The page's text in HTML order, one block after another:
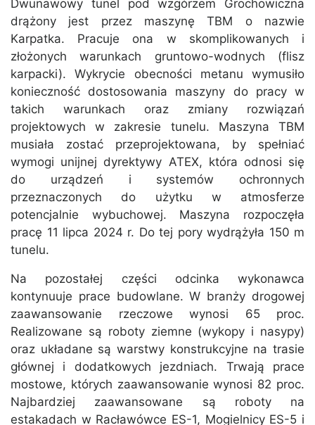
Dwunawowy tunel pod wzgórzem Grochowiczna
drążony jest przez maszynę TBM o nazwie
Karpatka. Pracuje ona w skomplikowanych i
złożonych warunkach gruntowo-wodnych (flisz
karpacki). Wykrycie obecności metanu wymusiło
konieczność dostosowania maszyny do pracy w
takich warunkach oraz zmiany rozwiązań
projektowych w zakresie tunelu. Maszyna TBM
musiała zostać przeprojektowana, by spełniać
wymogi unijnej dyrektywy ATEX, która odnosi się
do urządzeń i systemów ochronnych
przeznaczonych do użytku w atmosferze
potencjalnie wybuchowej. Maszyna rozpoczęła
pracę 11 lipca 2024 r. Do tej pory wydrążyła 150 m
tunelu.
Na pozostałej części odcinka wykonawca
kontynuuje prace budowlane. W branży drogowej
zaawansowanie rzeczowe wynosi 65 proc.
Realizowane są roboty ziemne (wykopy i nasypy)
oraz układane są warstwy konstrukcyjne na trasie
głównej i dodatkowych jezdniach. Trwają prace
mostowe, których zaawansowanie wynosi 82 proc.
Najbardziej zaawansowane są roboty na
estakadach w Racławówce ES-1, Mogielnicy ES-5 i